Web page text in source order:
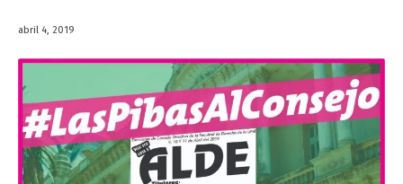
abril 4, 2019